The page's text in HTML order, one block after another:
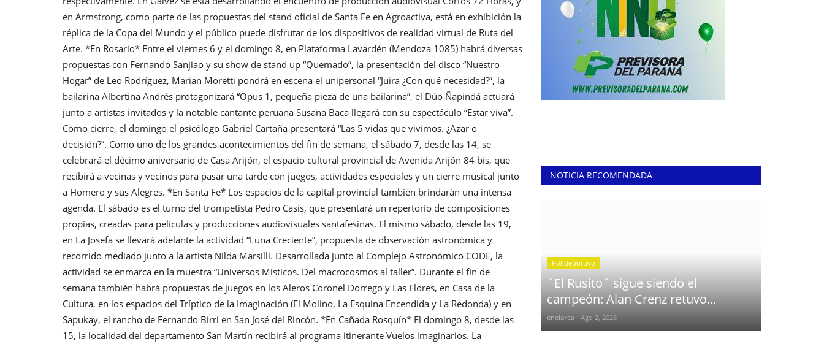
en Armstrong, como parte de las propuestas del stand oficial de Santa Fe en Agroactiva, está en exhibición la
réplica de la Copa del Mundo y el público puede disfrutar de los dispositivos de realidad virtual de Ruta del
Arte. *En Rosario* Entre el viernes 6 y el domingo 8, en Plataforma Lavardén (Mendoza 1085) habrá diversas
propuestas con Fernando Sanjiao y su show de stand up “Quemado”, la presentación del disco “Nuestro
Hogar” de Leo Rodríguez, Marian Moretti pondrá en escena el unipersonal “Juira ¿Con qué necesidad?”, la
bailarina Albertina Andrés protagonizará “Opus 1, pequeña pieza de una bailarina”, el Dúo Ñapindá actuará
junto a artistas invitados y la notable cantante peruana Susana Baca llegará con su espectáculo “Estar viva”.
Como cierre, el domingo el psicólogo Gabriel Cartaña presentará “Las 5 vidas que vivimos. ¿Azar o
decisión?”. Como uno de los grandes acontecimientos del fin de semana, el sábado 7, desde las 14, se
celebrará el décimo aniversario de Casa Arijón, el espacio cultural provincial de Avenida Arijón 84 bis, que
recibirá a vecinas y vecinos para pasar una tarde con juegos, actividades especiales y un cierre musical junto
a Homero y sus Alegres. *En Santa Fe* Los espacios de la capital provincial también brindarán una intensa
agenda. El sábado es el turno del trompetista Pedro Casís, que presentará un repertorio de composiciones
propias, creadas para películas y producciones audiovisuales santafesinas. El mismo sábado, desde las 19,
en La Josefa se llevará adelante la actividad “Luna Creciente”, propuesta de observación astronómica y
recorrido mediado junto a la artista Nilda Marsilli. Desarrollada junto al Complejo Astronómico CODE, la
actividad se enmarca en la muestra “Universos Místicos. Del macrocosmos al taller”. Durante el fin de
semana también habrá propuestas de juegos en los Aleros Coronel Dorrego y Las Flores, en Casa de la
Cultura, en los espacios del Tríptico de la Imaginación (El Molino, La Esquina Encendida y La Redonda) y en
Sapukay, el rancho de Fernando Birri en San José del Rincón. *En Cañada Rosquín* El domingo 8, desde las
15, la localidad del departamento San Martín recibirá al programa itinerante Vuelos imaginarios. La
NOTICIA RECOMENDADA
Polideportivo
¨El Rusito¨ sigue siendo el
campeón: Alan Crenz retuvo...
enelarea Ago 2, 2026